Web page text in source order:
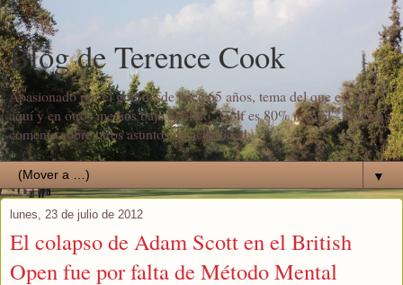
Blog de Terence Cook
Apasionado por el golf desde hace 65 años, tema del que escribo
aquí y en otros medios bajo el título "Golf es 80% mental". Además
comento sobre otros asuntos de actualidad.
▼
lunes, 23 de julio de 2012
El colapso de Adam Scott en el British
Open fue por falta de Método Mental